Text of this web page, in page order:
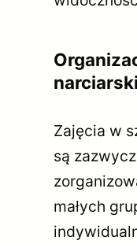
Zajęcia w
są
małych